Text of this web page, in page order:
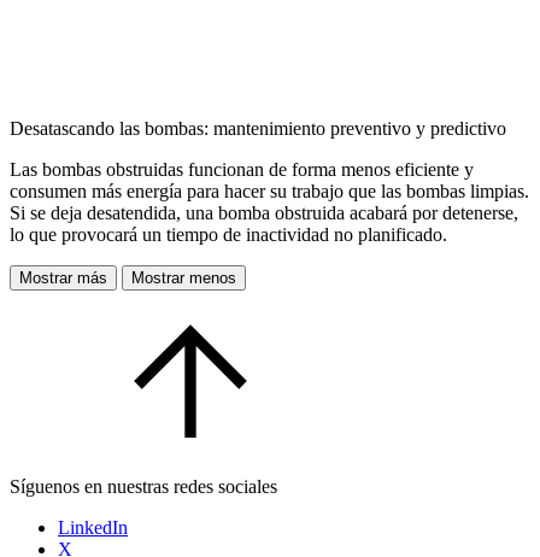
Desatascando las bombas: mantenimiento preventivo y predictivo
Las bombas obstruidas funcionan de forma menos eficiente y
consumen más energía para hacer su trabajo que las bombas limpias.
Si se deja desatendida, una bomba obstruida acabará por detenerse,
lo que provocará un tiempo de inactividad no planificado.
Mostrar más Mostrar menos
Síguenos en nuestras redes sociales
LinkedIn
X